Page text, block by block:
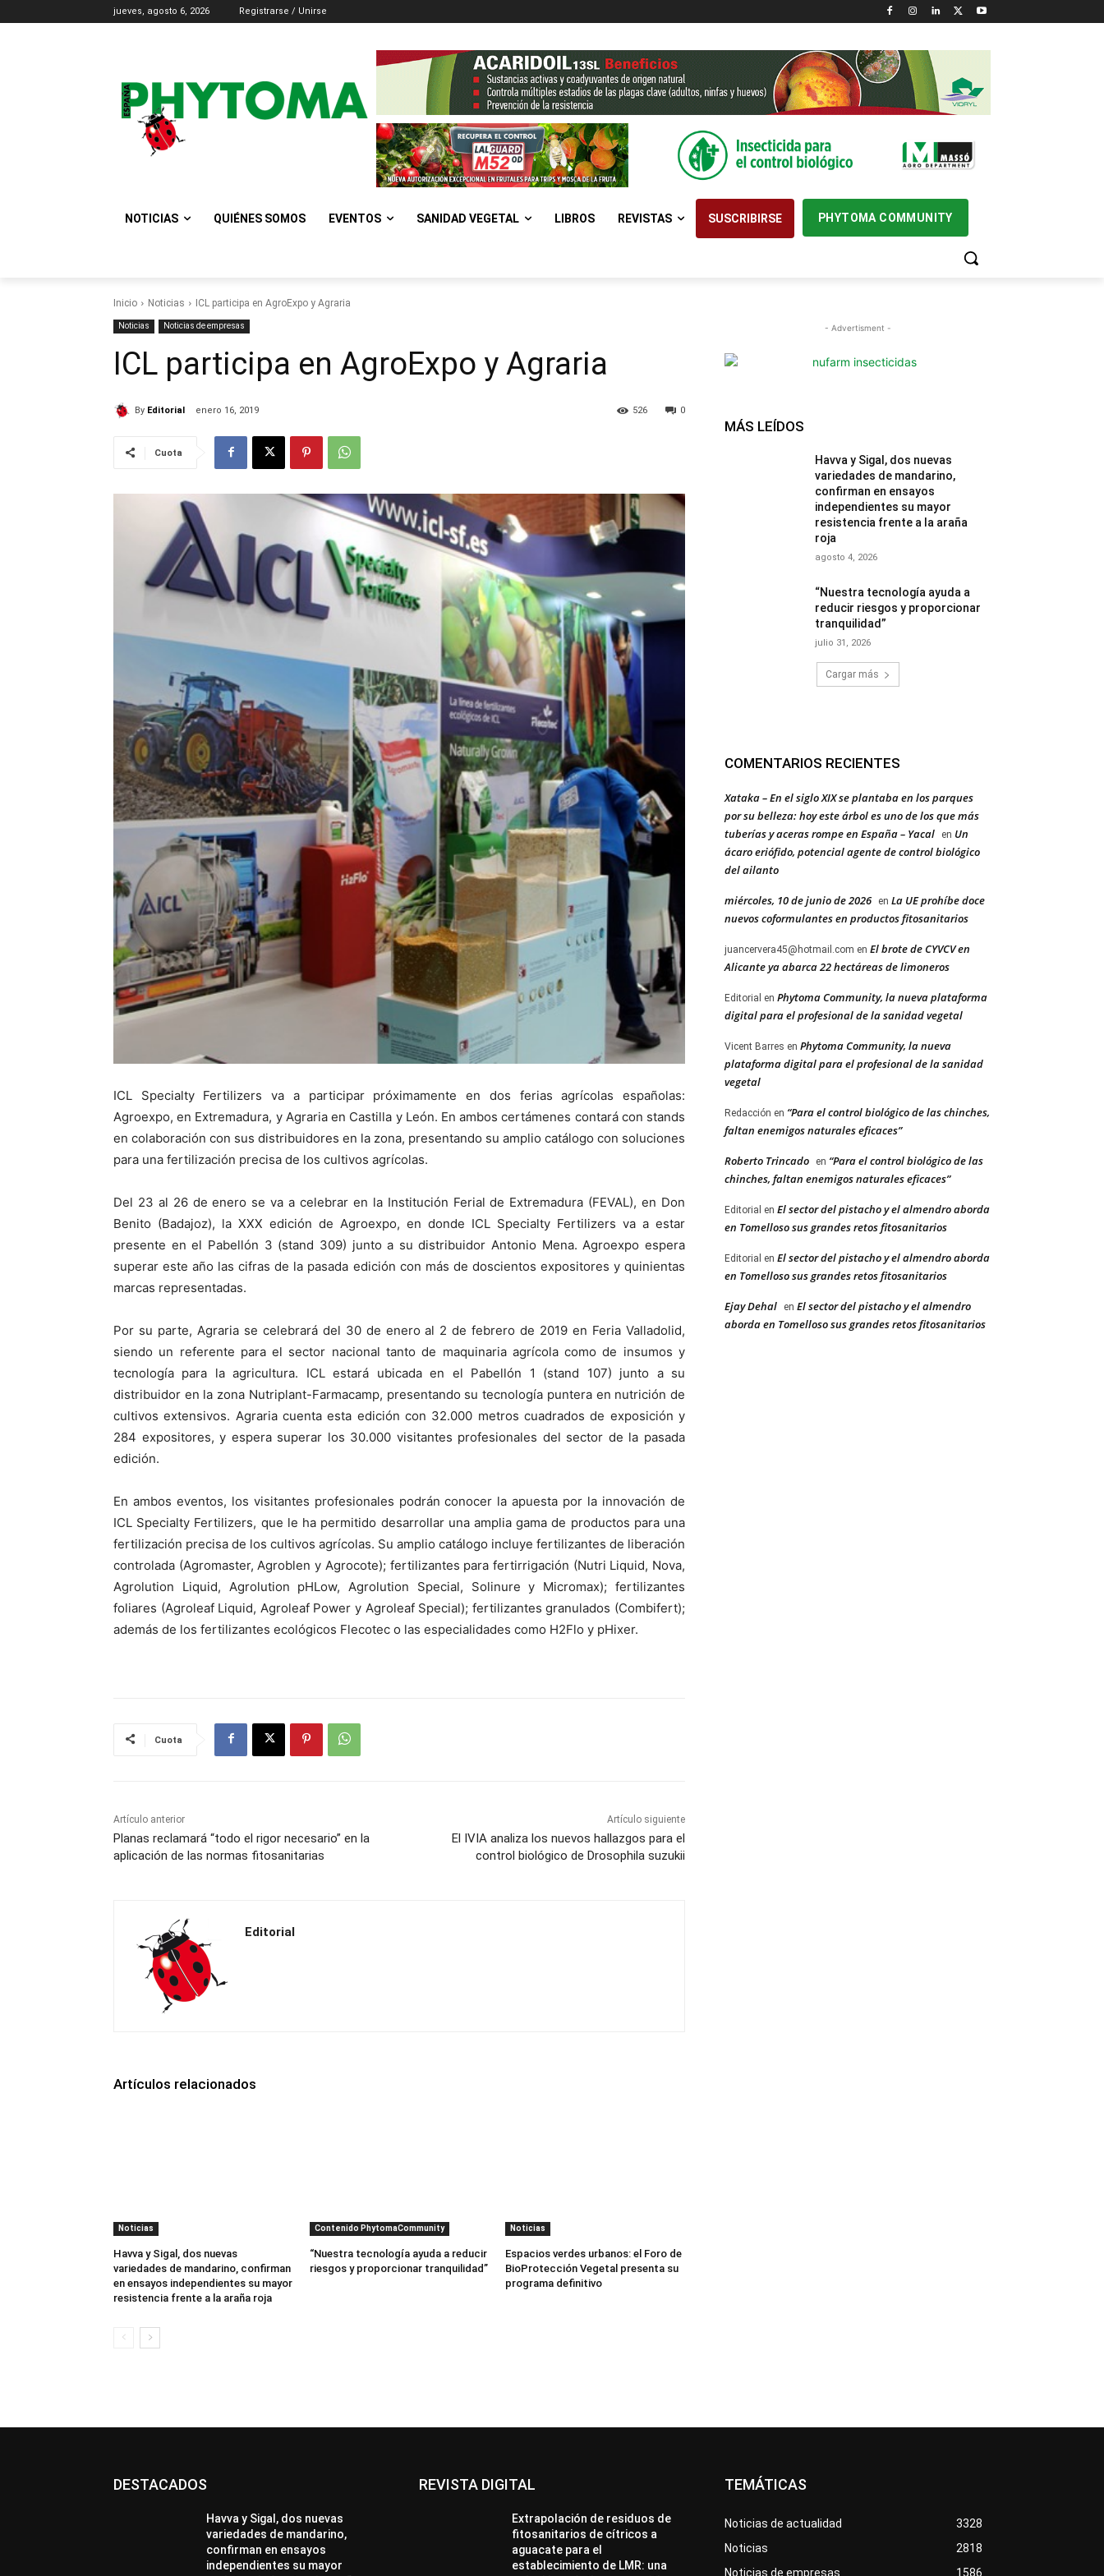
jueves, agosto 6, 2026 Registrarse / Unirse
NOTICIAS QUIÉNES SOMOS EVENTOS SANIDAD VEGETAL LIBROS REVISTAS SUSCRIBIRSE PHYTOMA COMMUNITY
Inicio Noticias ICL participa en AgroExpo y Agraria
Noticias Noticias de empresas
ICL participa en AgroExpo y Agraria
By Editorial enero 16, 2019 0
526
Cuota
ICL Specialty Fertilizers va a participar próximamente en dos ferias agrícolas españolas:
Agroexpo, en Extremadura, y Agraria en Castilla y León. En ambos certámenes contará con stands
en colaboración con sus distribuidores en la zona, presentando su amplio catálogo con soluciones
para una fertilización precisa de los cultivos agrícolas.
Del 23 al 26 de enero se va a celebrar en la Institución Ferial de Extremadura (FEVAL), en Don
Benito (Badajoz), la XXX edición de Agroexpo, en donde ICL Specialty Fertilizers va a estar
presente en el Pabellón 3 (stand 309) junto a su distribuidor Antonio Mena. Agroexpo espera
superar este año las cifras de la pasada edición con más de doscientos expositores y quinientas
marcas representadas.
Por su parte, Agraria se celebrará del 30 de enero al 2 de febrero de 2019 en Feria Valladolid,
siendo un referente para el sector nacional tanto de maquinaria agrícola como de insumos y
tecnología para la agricultura. ICL estará ubicada en el Pabellón 1 (stand 107) junto a su
distribuidor en la zona Nutriplant-Farmacamp, presentando su tecnología puntera en nutrición de
cultivos extensivos. Agraria cuenta esta edición con 32.000 metros cuadrados de exposición y
284 expositores, y espera superar los 30.000 visitantes profesionales del sector de la pasada
edición.
En ambos eventos, los visitantes profesionales podrán conocer la apuesta por la innovación de
ICL Specialty Fertilizers, que le ha permitido desarrollar una amplia gama de productos para una
fertilización precisa de los cultivos agrícolas. Su amplio catálogo incluye fertilizantes de liberación
controlada (Agromaster, Agroblen y Agrocote); fertilizantes para fertirrigación (Nutri Liquid, Nova,
Agrolution Liquid, Agrolution pHLow, Agrolution Special, Solinure y Micromax); fertilizantes
foliares (Agroleaf Liquid, Agroleaf Power y Agroleaf Special); fertilizantes granulados (Combifert);
además de los fertilizantes ecológicos Flecotec o las especialidades como H2Flo y pHixer.
Cuota
Artículo anterior
Planas reclamará “todo el rigor necesario” en la
aplicación de las normas fitosanitarias
Artículo siguiente
El IVIA analiza los nuevos hallazgos para el
control biológico de Drosophila suzukii
Editorial
Artículos relacionados
Noticias
Havva y Sigal, dos nuevas
variedades de mandarino, confirman
en ensayos independientes su mayor
resistencia frente a la araña roja
Contenido PhytomaCommunity
“Nuestra tecnología ayuda a reducir
riesgos y proporcionar tranquilidad”
Noticias
Espacios verdes urbanos: el Foro de
BioProtección Vegetal presenta su
programa definitivo
- Advertisment -
MÁS LEÍDOS
Havva y Sigal, dos nuevas
variedades de mandarino,
confirman en ensayos
independientes su mayor
resistencia frente a la araña
roja
agosto 4, 2026
“Nuestra tecnología ayuda a
reducir riesgos y proporcionar
tranquilidad”
julio 31, 2026
Cargar más
COMENTARIOS RECIENTES
Xataka – En el siglo XIX se plantaba en los parques
por su belleza: hoy este árbol es uno de los que más
tuberías y aceras rompe en España – Yacal
en Un
ácaro eriófido, potencial agente de control biológico
del ailanto
miércoles, 10 de junio de 2026 en La UE prohíbe doce
nuevos coformulantes en productos fitosanitarios
juancervera45@hotmail.com en El brote de CYVCV en
Alicante ya abarca 22 hectáreas de limoneros
Editorial en Phytoma Community, la nueva plataforma
digital para el profesional de la sanidad vegetal
Vicent Barres en Phytoma Community, la nueva
plataforma digital para el profesional de la sanidad
vegetal
Redacción en “Para el control biológico de las chinches,
faltan enemigos naturales eficaces”
Roberto Trincado en “Para el control biológico de las
chinches, faltan enemigos naturales eficaces”
Editorial en El sector del pistacho y el almendro aborda
en Tomelloso sus grandes retos fitosanitarios
Editorial en El sector del pistacho y el almendro aborda
en Tomelloso sus grandes retos fitosanitarios
Ejay Dehal en El sector del pistacho y el almendro
aborda en Tomelloso sus grandes retos fitosanitarios
DESTACADOS
Havva y Sigal, dos nuevas
variedades de mandarino,
confirman en ensayos
independientes su mayor
REVISTA DIGITAL
Extrapolación de residuos de
fitosanitarios de cítricos a
aguacate para el
establecimiento de LMR: una
TEMÁTICAS
Noticias de actualidad
3328
Noticias
2818
Noticias de empresas
1586